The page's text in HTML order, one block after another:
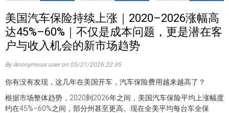
美国汽车保险持续上涨｜2020–2026涨幅高
达45%–60%｜不仅是成本问题，更是潜在客
户与收入机会的新市场趋势
By Anonymous user on 05/21/2026 22:35
你有没有发现，这几年在美国开车，汽车保险费用越来越高了？
根据市场整体趋势，2020到2026年之间，美国汽车保险平均上涨幅度
约在45%–60%之间，部分州甚至更高。现在全美平均每台车全保